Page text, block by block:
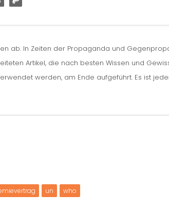
ab. In Zeiten der Propaganda und
Artikel, die nach besten Wissen und
werden, am Ende aufgeführt. Es ist
un who